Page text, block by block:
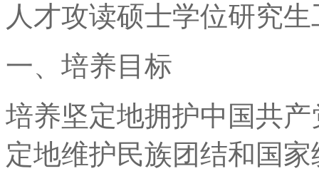
人才攻读硕士学位研究
一、培养目标
培养坚定地拥护中国共
定地维护民族团结和国